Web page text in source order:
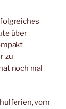
über
zu
noch mal
vom